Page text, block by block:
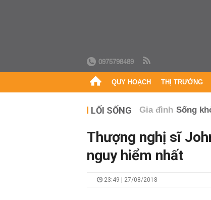
0975798489
QUY HOẠCH THỊ TRƯỜNG
LỐI SỐNG Gia đình Sống
Thượng nghị sĩ
nguy hiểm nhất
23:49 | 27/08/2018